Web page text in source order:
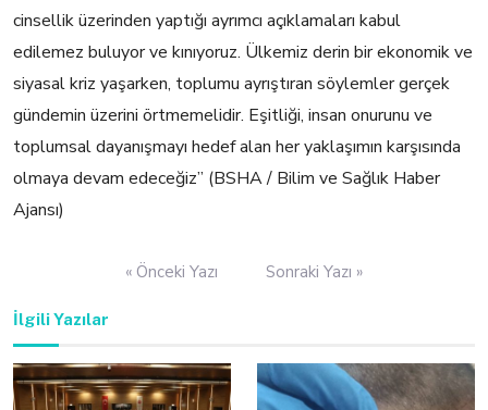
cinsellik üzerinden yaptığı ayrımcı açıklamaları kabul
edilemez buluyor ve kınıyoruz. Ülkemiz derin bir ekonomik ve
siyasal kriz yaşarken, toplumu ayrıştıran söylemler gerçek
gündemin üzerini örtmemelidir. Eşitliği, insan onurunu ve
toplumsal dayanışmayı hedef alan her yaklaşımın karşısında
olmaya devam edeceğiz” (BSHA / Bilim ve Sağlık Haber
Ajansı)
« Önceki Yazı Sonraki Yazı »
İlgili Yazılar